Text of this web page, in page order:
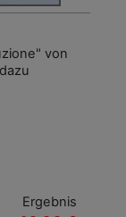
von
Ergebnis